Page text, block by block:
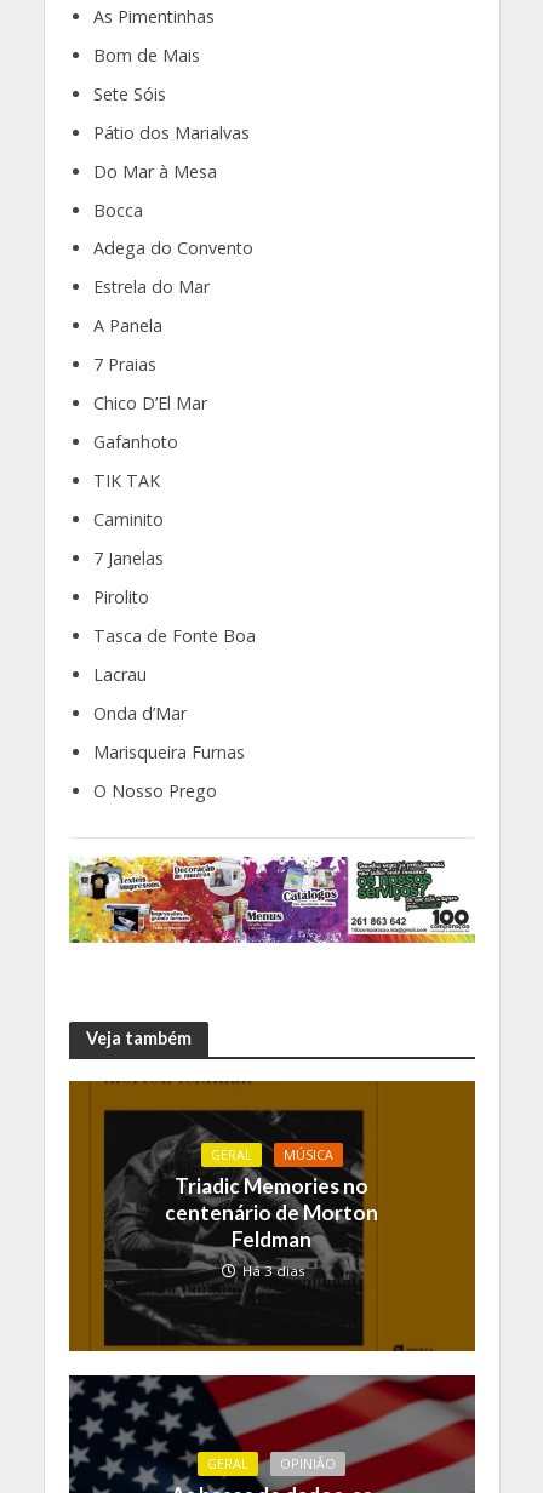
As Pimentinhas
Bom de Mais
Sete Sóis
Pátio dos Marialvas
Do Mar à Mesa
Bocca
Adega do Convento
Estrela do Mar
A Panela
7 Praias
Chico D’El Mar
Gafanhoto
TIK TAK
Caminito
7 Janelas
Pirolito
Tasca de Fonte Boa
Lacrau
Onda d’Mar
Marisqueira Furnas
O Nosso Prego
Veja também
GERAL MÚSICA
Triadic Memories no
centenário de Morton
Feldman
Há 3 dias
GERAL OPINIÃO